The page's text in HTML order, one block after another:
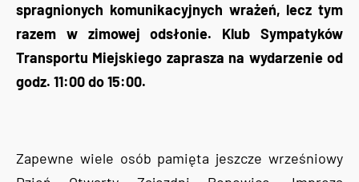
spragnionych komunikacyjnych wrażeń, lecz tym
razem w zimowej odsłonie. Klub Sympatyków
Transportu Miejskiego zaprasza na wydarzenie od
godz. 11:00 do 15:00.
Zapewne wiele osób pamięta jeszcze wrześniowy